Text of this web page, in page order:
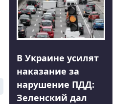
В Украине усилят
наказание за
нарушение ПДД:
Зеленский дал